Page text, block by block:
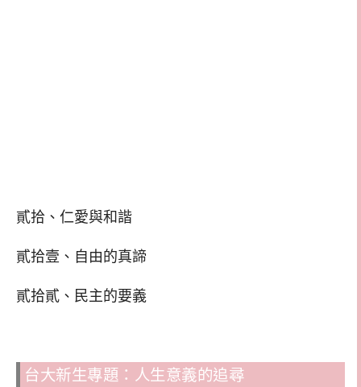
貳拾、仁愛與和諧
貳拾壹、自由的真諦
貳拾貳、民主的要義
台大新生專題：人生意義的追尋